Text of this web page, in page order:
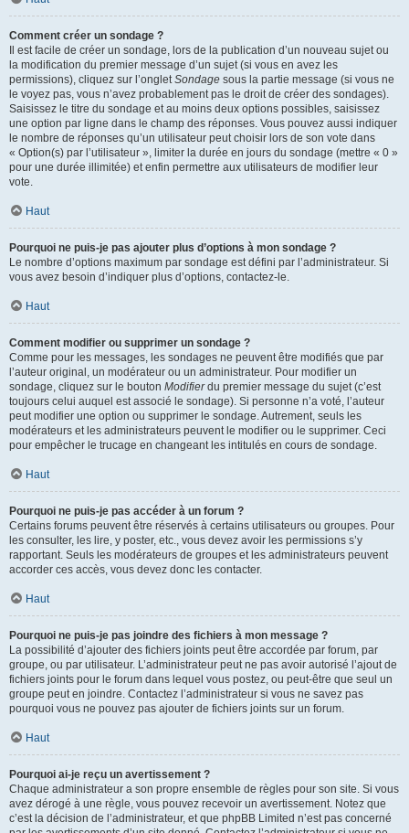
Comment créer un sondage ?
Il est facile de créer un sondage, lors de la publication d’un nouveau sujet ou
la modification du premier message d’un sujet (si vous en avez les
permissions), cliquez sur l’ongletSondage sous la partie message (si vous ne
le voyez pas, vous n’avez probablement pas le droit de créer des sondages).
Saisissez le titre du sondage et au moins deux options possibles, saisissez
une option par ligne dans le champ des réponses. Vous pouvez aussi indiquer
le nombre de réponses qu’un utilisateur peut choisir lors de son vote dans
« Option(s) par l’utilisateur », limiter la durée en jours du sondage (mettre « 0 »
pour une durée illimitée) et enfin permettre aux utilisateurs de modifier leur
vote.
Haut
Pourquoi ne puis-je pas ajouter plus d’options à mon sondage ?
Le nombre d’options maximum par sondage est défini par l’administrateur. Si
vous avez besoin d’indiquer plus d’options, contactez-le.
Haut
Comment modifier ou supprimer un sondage ?
Comme pour les messages, les sondages ne peuvent être modifiés que par
l’auteur original, un modérateur ou un administrateur. Pour modifier un
sondage, cliquez sur le bouton Modifierdu premier message du sujet (c’est
toujours celui auquel est associé le sondage). Si personne n’a voté, l’auteur
peut modifier une option ou supprimer le sondage. Autrement, seuls les
modérateurs et les administrateurs peuvent le modifier ou le supprimer. Ceci
pour empêcher le trucage en changeant les intitulés en cours de sondage.
Haut
Pourquoi ne puis-je pas accéder à un forum ?
Certains forums peuvent être réservés à certains utilisateurs ou groupes. Pour
les consulter, les lire, y poster, etc., vous devez avoir les permissions s’y
rapportant. Seuls les modérateurs de groupes et les administrateurs peuvent
accorder ces accès, vous devez donc les contacter.
Haut
Pourquoi ne puis-je pas joindre des fichiers à mon message ?
La possibilité d’ajouter des fichiers joints peut être accordée par forum, par
groupe, ou par utilisateur. L’administrateur peut ne pas avoir autorisé l’ajout de
fichiers joints pour le forum dans lequel vous postez, ou peut-être que seul un
groupe peut en joindre. Contactez l’administrateur si vous ne savez pas
pourquoi vous ne pouvez pas ajouter de fichiers joints sur un forum.
Haut
Pourquoi ai-je reçu un avertissement ?
Chaque administrateur a son propre ensemble de règles pour son site. Si vous
avez dérogé à une règle, vous pouvez recevoir un avertissement. Notez que
c’est la décision de l’administrateur, et que phpBB Limited n’est pas concerné